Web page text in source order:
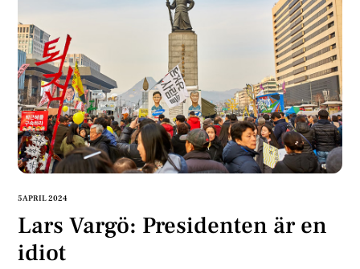
5 APRIL 2024
Lars Vargö: Presidenten är en
idiot